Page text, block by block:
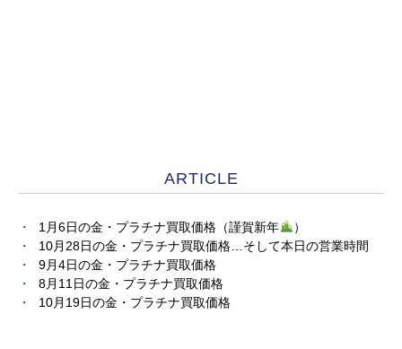
ARTICLE
1月6日の金・プラチナ買取価格（謹賀新年
）
10月28日の金・プラチナ買取価格…そして本日の営業時間
9月4日の金・プラチナ買取価格
8月11日の金・プラチナ買取価格
10月19日の金・プラチナ買取価格